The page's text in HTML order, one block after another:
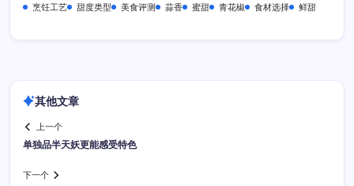
烹饪工艺
甜度类型 美食评测 蒜香 蜜甜 青花椒 食材选择 鲜甜
其他文章
上一个
单独品半天妖更能感受特色
下一个